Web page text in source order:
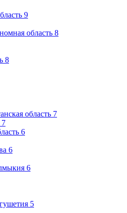
9
область 8
8
область 7
7
6
6
6
5